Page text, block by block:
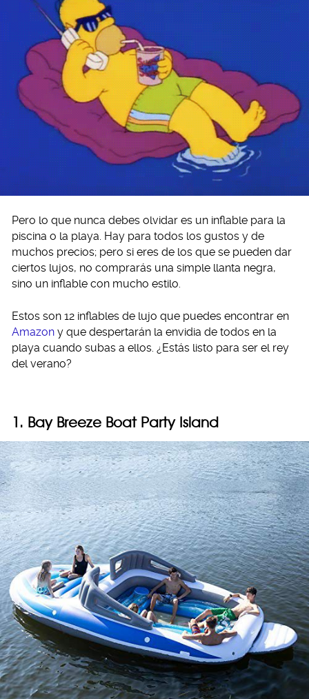
Pero lo que nunca debes olvidar es un inflable para la
piscina o la playa. Hay para todos los gustos y de
muchos precios; pero si eres de los que se pueden dar
ciertos lujos, no comprarás una simple llanta negra,
sino un inflable con mucho estilo.
Estos son 12 inflables de lujo que puedes encontrar en
Amazon y que despertarán la envidia de todos en la
playa cuando subas a ellos. ¿Estás listo para ser el rey
del verano?
1. Bay Breeze Boat Party Island